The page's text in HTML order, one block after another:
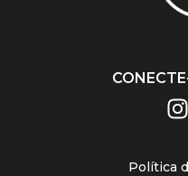
Política